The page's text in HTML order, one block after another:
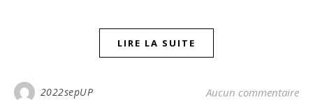
LIRE LA SUITE
2022sepUP Aucun commentaire